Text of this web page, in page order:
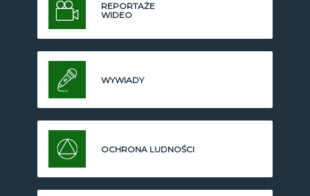
REPORTAŻE
WIDEO
WYWIADY
OCHRONA LUDNOŚCI